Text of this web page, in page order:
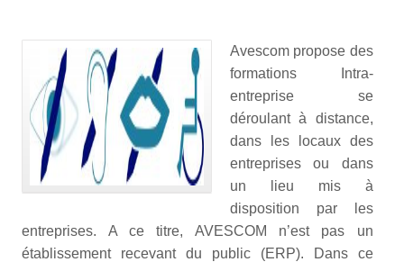
Avescom propose des
formations Intra-
entreprise se
déroulant à distance,
dans les locaux des
entreprises ou dans
un lieu mis à
disposition par les
entreprises. A ce titre, AVESCOM n’est pas un
établissement recevant du public (ERP). Dans ce